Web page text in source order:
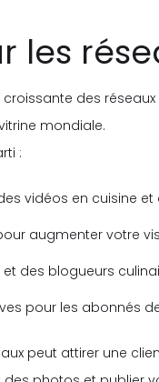
les
des
mondiale.
:
vidéos en cuisine
augmenter votre
des blogueurs
pour les abonnés
peut attirer une